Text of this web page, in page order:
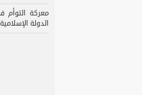
معركة التوأم
الدولة